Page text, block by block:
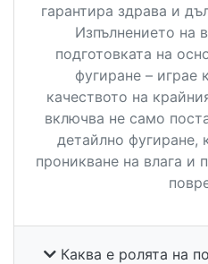
гарантира здрава и
Изпълнението на
подготовката на
фугиране – играе
качеството на
включва не само
детайлно фугиране,
проникване на влага и
Каква е ролята на